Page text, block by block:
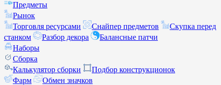
Предметы
Рынок
Торговля ресурсами
Снайпер предметов
Скупка перед
станком
Разбор декора
Балансные патчи
Наборы
Сборка
Калькулятор сборки
Подбор конструкционок
Фарм
Обмен значков